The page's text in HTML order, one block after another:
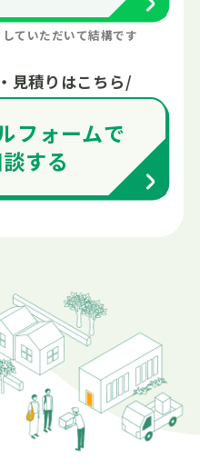
ていただいて結構です
見積りはこちら/
フォームで
する